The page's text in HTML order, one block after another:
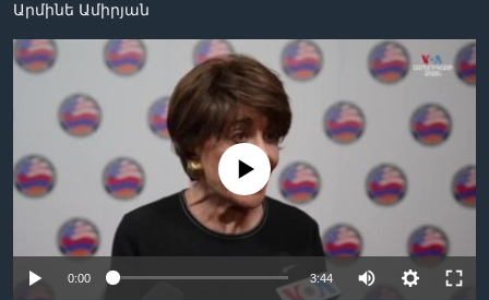
ՀԵՏԵՒԵՔ ՄԵԶ
Լեզուներ
Արմինե Ամիրյան
No media source currently available
0:00 3:44